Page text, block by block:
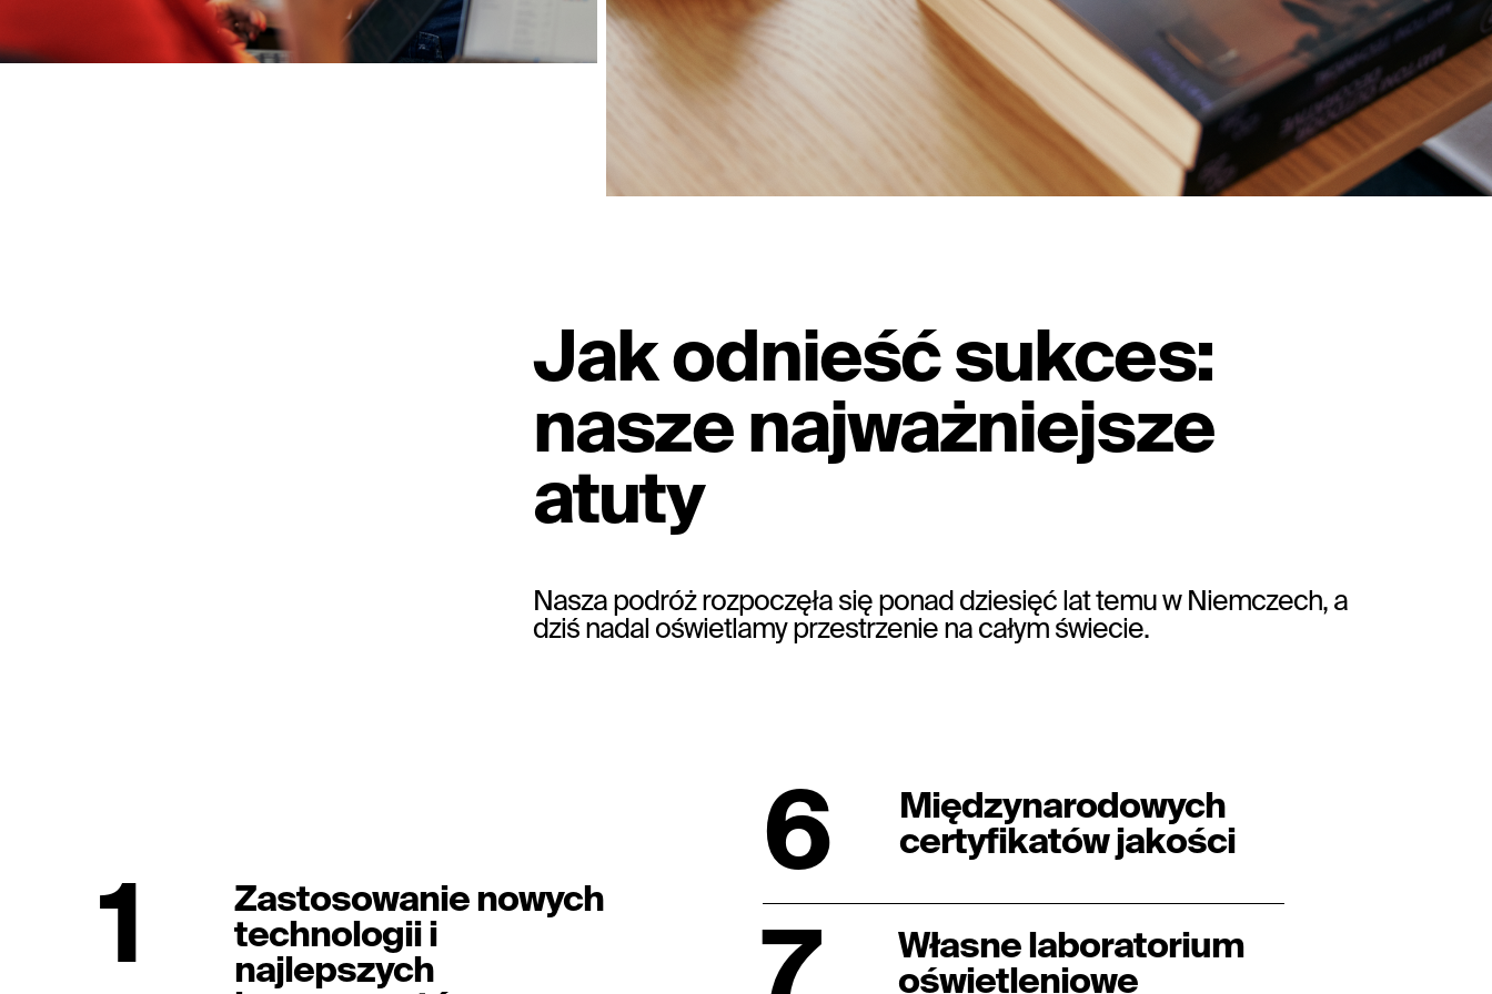
Jak odnieść sukces:
nasze najważniejsze
atuty
Nasza podróż rozpoczęła się ponad dziesięć lat temu w Niemczech, a
dziś nadal oświetlamy przestrzenie na całym świecie.
1
Zastosowanie nowych
technologii i
najlepszych
6
Międzynarodowych
certyfikatów jakości
7
Własne laboratorium
oświetleniowe